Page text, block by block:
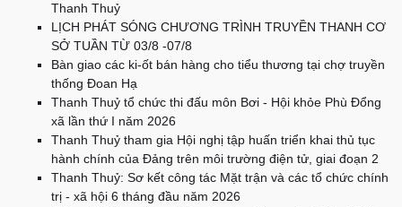
Thanh Thuỷ
LỊCH PHÁT SÓNG CHƯƠNG TRÌNH TRUYỀN THANH CƠ
SỞ TUẦN TỪ 03/8 -07/8
Bàn giao các ki-ốt bán hàng cho tiểu thương tại chợ truyền
thống Đoan Hạ
Thanh Thuỷ tổ chức thi đấu môn Bơi - Hội khỏe Phù Đổng
xã lần thứ I năm 2026
Thanh Thuỷ tham gia Hội nghị tập huấn triển khai thủ tục
hành chính của Đảng trên môi trường điện tử, giai đoạn 2
Thanh Thuỷ: Sơ kết công tác Mặt trận và các tổ chức chính
trị - xã hội 6 tháng đầu năm 2026